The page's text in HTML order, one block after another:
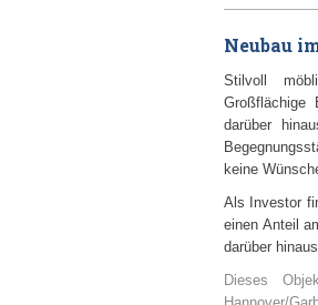
Neubau
Stilvoll
Großflächige
darüber
keine
Als Investor
einen Anteil
darüber
Dieses